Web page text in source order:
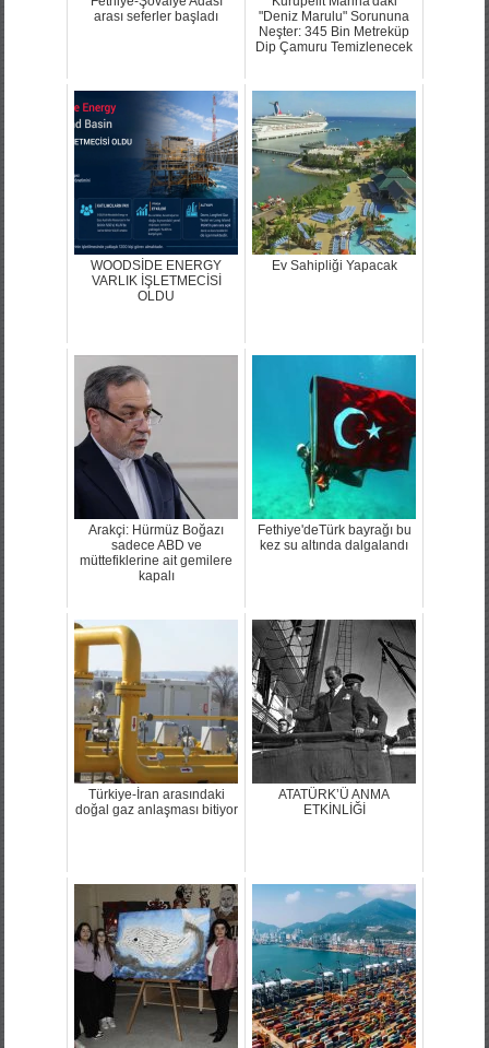
arası seferler başladı
"Deniz Marulu" Sorununa
Neşter: 345 Bin Metreküp
Dip Çamuru Temizlenecek
WOODSİDE ENERGY
VARLIK İŞLETMECİSİ
OLDU
Ev Sahipliği Yapacak
Arakçi: Hürmüz Boğazı
sadece ABD ve
müttefiklerine ait gemilere
kapalı
Fethiye'deTürk bayrağı bu
kez su altında dalgalandı
Türkiye-İran arasındaki
doğal gaz anlaşması bitiyor
ATATÜRK’Ü ANMA
ETKİNLİĞİ